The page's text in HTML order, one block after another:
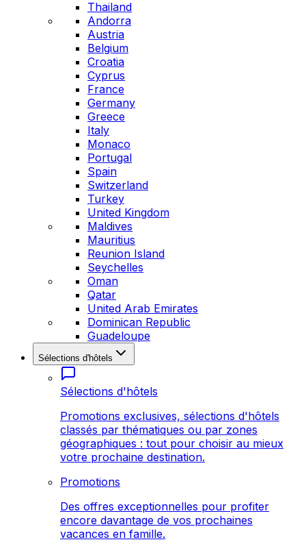
Thailand
Andorra
Austria
Belgium
Croatia
Cyprus
France
Germany
Greece
Italy
Monaco
Portugal
Spain
Switzerland
Turkey
United Kingdom
Maldives
Mauritius
Reunion Island
Seychelles
Oman
Qatar
United Arab Emirates
Dominican Republic
Guadeloupe
Sélections d'hôtels
Sélections d'hôtels
Promotions exclusives, sélections d'hôtels
classés par thématiques ou par zones
géographiques : tout pour choisir au mieux
votre prochaine destination.
Promotions
Des offres exceptionnelles pour profiter
encore davantage de vos prochaines
vacances en famille.